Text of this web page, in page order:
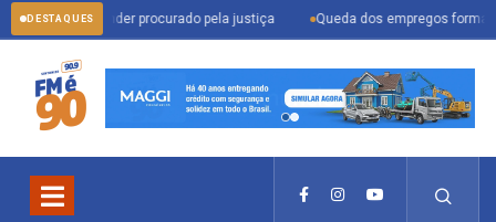
DESTAQUES
prender procurado pela justiça Queda dos empregos formais em Itu